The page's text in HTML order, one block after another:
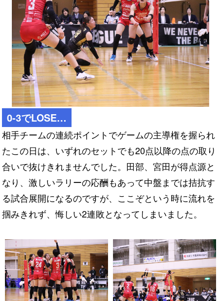
0-3でLOSE…
相手チームの連続ポイントでゲームの主導権を握られ
たこの日は、いずれのセットでも20点以降の点の取り
合いで抜けきれませんでした。田部、宮田が得点源と
なり、激しいラリーの応酬もあって中盤までは拮抗す
る試合展開になるのですが、ここぞという時に流れを
掴みきれず、悔しい2連敗となってしまいました。